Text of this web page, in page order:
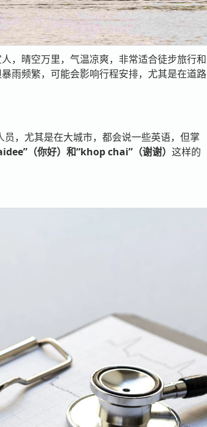
，晴空万里，气温凉爽，非常适合徒步旅行和
雨频繁，可能会影响行程安排，尤其是在道路
员，尤其是在大城市，都会说一些英语，但掌
（你好）和“khop chai”（谢谢） 这样的